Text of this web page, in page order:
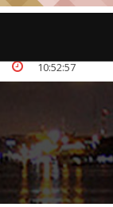
10:52:57